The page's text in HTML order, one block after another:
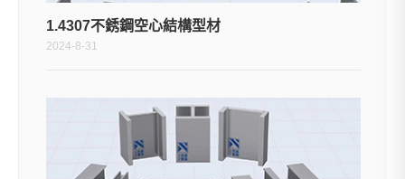
1.4307不銹鋼空心結構型材
2024-8-31